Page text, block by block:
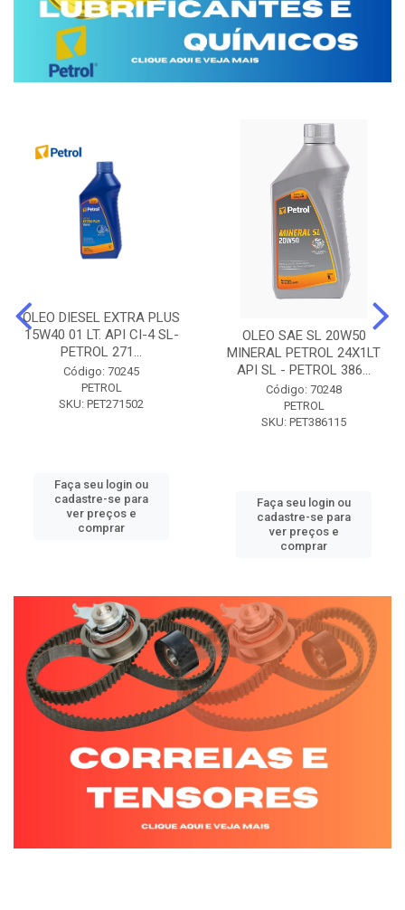
OLEO DIESEL EXTRA PLUS
15W40 01 LT. API CI-4 SL-
PETROL 271...
Código: 70245
PETROL
SKU: PET271502
Faça seu login ou
cadastre-se para
ver preços e
comprar
OLEO SAE SL 20W50
MINERAL PETROL 24X1LT
API SL - PETROL 386...
Código: 70248
PETROL
SKU: PET386115
Faça seu login ou
cadastre-se para
ver preços e
comprar